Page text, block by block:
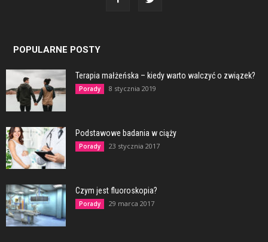
POPULARNE POSTY
Terapia małżeńska – kiedy warto walczyć o związek?
Porady 8 stycznia 2019
Podstawowe badania w ciąży
Porady 23 stycznia 2017
Czym jest fluoroskopia?
Porady 29 marca 2017